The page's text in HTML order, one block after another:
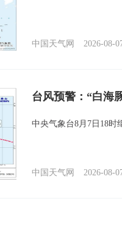
中国天气网 2026-08-
台风预警：“白海
中央气象台8月7日18时
中国天气网 2026-08-